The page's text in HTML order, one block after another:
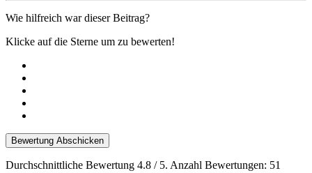
Wie hilfreich war dieser Beitrag?
Klicke auf die Sterne um zu bewerten!
Bewertung Abschicken
Durchschnittliche Bewertung 4.8 / 5. Anzahl Bewertungen: 51